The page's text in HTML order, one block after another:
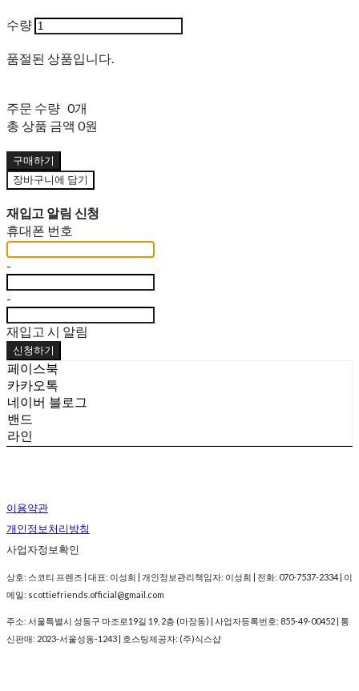
수량
품절된 상품입니다.
주문 수량 0개
총 상품 금액 0원
구매하기
장바구니에 담기
재입고 알림 신청
휴대폰 번호
-
-
재입고 시 알림
신청하기
페이스북
카카오톡
네이버 블로그
밴드
라인
이용약관
개인정보처리방침
사업자정보확인
상호: 스코티 프렌즈 | 대표: 이성희 | 개인정보관리책임자: 이성희 | 전화: 070-7537-2334 | 이
메일: scottiefriends.official@gmail.com
주소: 서울특별시 성동구 마조로19길 19, 2층 (마장동) | 사업자등록번호: 855-49-00452 | 통
신판매: 2023-서울성동-1243 | 호스팅제공자: (주)식스샵